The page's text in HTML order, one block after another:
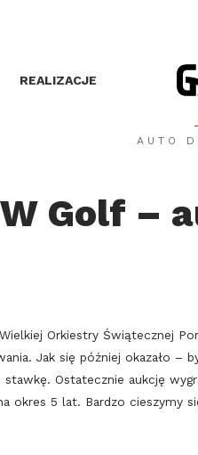
REALIZACJE
AUTO
Golf –
Orkiestry Świątecznej
Jak się później okazało –
Ostatecznie aukcję
okres 5 lat. Bardzo cieszymy